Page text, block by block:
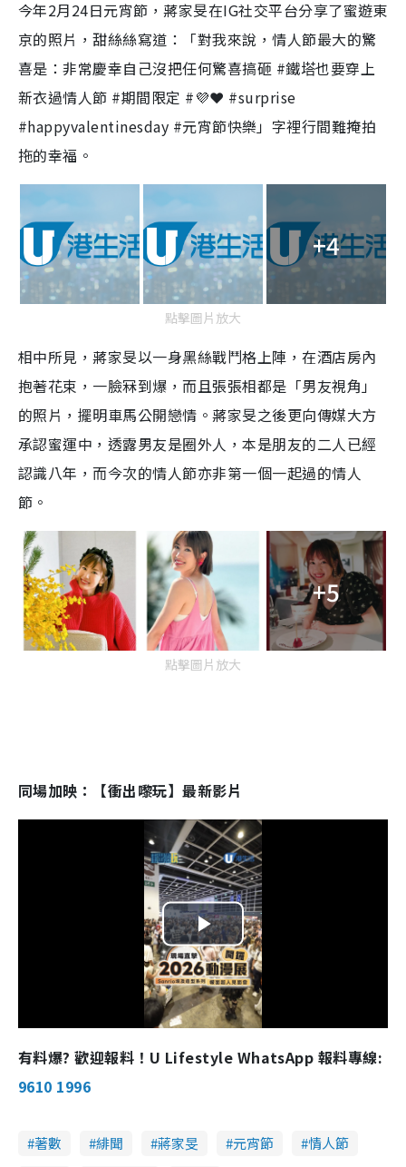
今年2月24日元宵節，蔣家旻在IG社交平台分享了蜜遊東
京的照片，甜絲絲寫道：「對我來說，情人節最大的驚
喜是：非常慶幸自己沒把任何驚喜搞砸 #鐵塔也要穿上
新衣過情人節 #期間限定 #💜❤️ #surprise
#happyvalentinesday #元宵節快樂」字裡行間難掩拍
拖的幸福。
+4
點擊圖片放大
相中所見，蔣家旻以一身黑絲戰鬥格上陣，在酒店房內
抱著花束，一臉冧到爆，而且張張相都是「男友視角」
的照片，擺明車馬公開戀情。蔣家旻之後更向傳媒大方
承認蜜運中，透露男友是圈外人，本是朋友的二人已經
認識八年，而今次的情人節亦非第一個一起過的情人
節。
+5
點擊圖片放大
同場加映：【衝出嚟玩】最新影片
P
l
a
y
有料爆? 歡迎報料！U Lifestyle WhatsApp 報料專線:
9610 1996
著數 緋聞 蔣家旻 元宵節
情人節